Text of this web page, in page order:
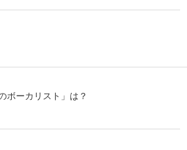
ボーカリスト」は？